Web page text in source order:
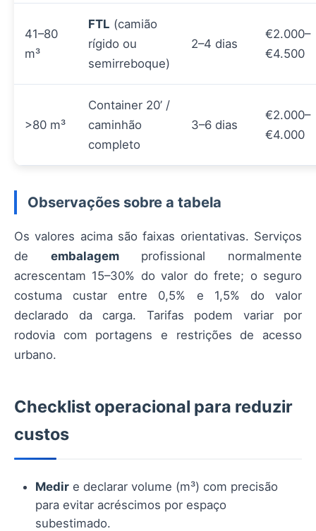
41–80
m³
FTL (camião
rígido ou
semirreboque)
2–4 dias
€2.000–
€4.500
>80 m³
Container 20’ /
caminhão
completo
3–6 dias
€2.000–
€4.000
Observações sobre a tabela
Os valores acima são faixas orientativas. Serviços
de embalagemprofissional normalmente
acrescentam 15–30% do valor do frete; o seguro
costuma custar entre 0,5% e 1,5% do valor
declarado da carga. Tarifas podem variar por
rodovia com portagens e restrições de acesso
urbano.
Checklist operacional para reduzir
custos
Medir e declarar volume (m³) com precisão
para evitar acréscimos por espaço
subestimado.